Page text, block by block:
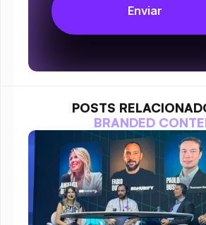
POSTS
BRANDED